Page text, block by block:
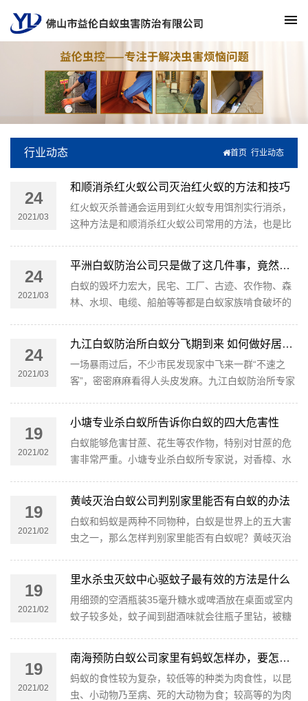
行业动态 首页 行业动态
24
2021/03
和顺消杀红火蚁公司灭治红火蚁的方法和技巧
红火蚁灭杀普通会运用到红火蚁专用饵剂实行消杀，
这种方法是和顺消杀红火蚁公司常用的方法，也是比
24
2021/03
平洲白蚁防治公司只是做了这几件事，竟然发现家里成了白蚁窝！
白蚁的毁坏力宏大，民宅、工厂、古迹、农作物、森
林、水坝、电缆、船舶等等都是白蚁家族啃食破坏的
24
2021/03
九江白蚁防治所白蚁分飞期到来 如何做好居家防范
一场暴雨过后，不少市民发现家中飞来一群“不速之
客”，密密麻麻看得人头皮发麻。九江白蚁防治所专家
蚁防治所专家的建议。
19
2021/02
小塘专业杀白蚁所告诉你白蚁的四大危害性
白蚁能够危害甘蔗、花生等农作物，特别对甘蔗的危
害非常严重。小塘专业杀白蚁所专家说，对香樟、水
19
2021/02
黄岐灭治白蚁公司判别家里能否有白蚁的办法
白蚁和蚂蚁是两种不同物种，白蚁是世界上的五大害
虫之一，那么怎样判别家里能否有白蚁呢？黄岐灭治
19
2021/02
里水杀虫灭蚊中心驱蚊子最有效的方法是什么
用细颈的空酒瓶装35毫升糖水或啤酒放在桌面或室内
蚊子较多处，蚊子闻到甜酒味就会往瓶子里钻，被糖
19
2021/02
南海预防白蚁公司家里有蚂蚁怎样办，要怎么灭治蚂蚁
蚂蚁的食性较为复杂，较低等的种类为肉食性，以昆
虫、小动物乃至病、死的大动物为食；较高等的为肉